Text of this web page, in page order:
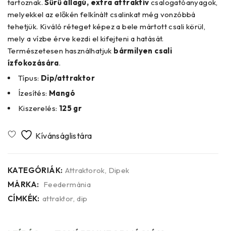
tartoznak.Sűrű állagú, extra attraktív csalogatóanyagok,
melyekkel az előkén felkínált csalinkat még vonzóbbá
tehetjük. Kiváló réteget képez a bele mártott csali körül,
mely a vízbe érve kezdi el kifejteni a hatását.
Természetesen használhatjuk bármilyen csali
ízfokozására.
Típus: Dip/attraktor
Ízesítés: Mangó
Kiszerelés: 125 gr
KATEGÓRIÁK: Attraktorok Dipek
MÁRKA: Feedermánia
CÍMKÉK: attraktor ,dip